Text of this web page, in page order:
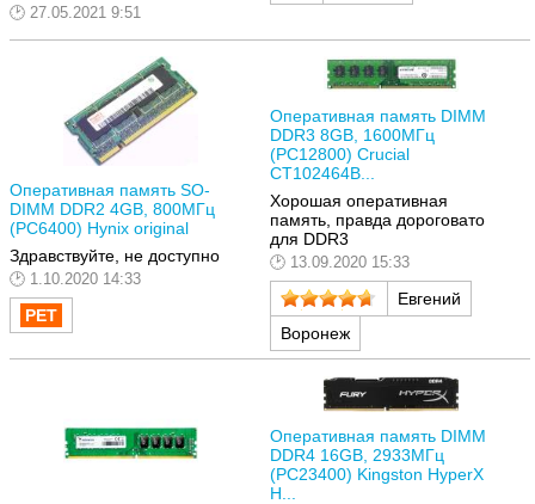
27.05.2021 9:51
Оперативная память SO-
DIMM DDR2 4GB, 800МГц
(PC6400) Hynix original
Здравствуйте, не доступно
1.10.2020 14:33
Оперативная память DIMM
DDR3 8GB, 1600МГц
(PC12800) Crucial
CT102464B...
Хорошая оперативная
память, правда дороговато
для DDR3
13.09.2020 15:33
Евгений
Воронеж
Оперативная память DIMM
DDR4 16GB, 2933МГц
(PC23400) Kingston HyperX
H...